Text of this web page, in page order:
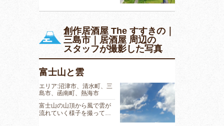
創作居酒屋 The すすきの｜
三島市｜居酒屋 周辺の
スタッフが撮影した写真
富士山と雲
エリア:沼津市、清水町、三
島市、函南町、熱海市
富士山の山頂から風で雲が
流れていく様子を撮って…